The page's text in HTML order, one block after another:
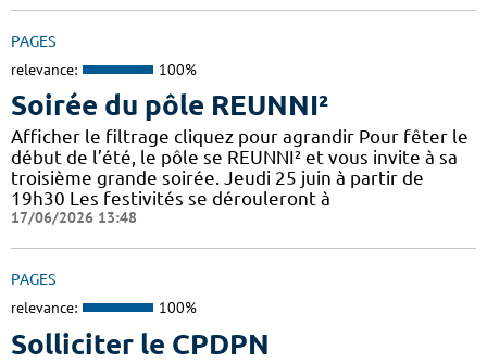
PAGES
relevance: 100%
Soirée du pôle REUNNI²
Afficher le filtrage cliquez pour agrandir Pour fêter le
début de l’été, le pôle se REUNNI² et vous invite à sa
troisième grande soirée. Jeudi 25 juin à partir de
19h30 Les festivités se dérouleront à
17/06/2026 13:48
PAGES
relevance: 100%
Solliciter le CPDPN